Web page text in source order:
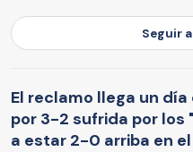
Seguir a
El reclamo llega un
por 3-2 sufrida por los
a estar 2-0 arriba en